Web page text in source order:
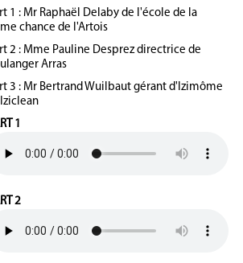
1 : Mr Raphaël Delaby de l'école de la
chance de l'Artois
2 : Mme Pauline Desprez directrice de
Arras
3 : Mr Bertrand Wuilbaut gérant d'Izimôme
1
2